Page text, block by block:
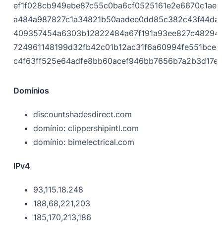
Domínios
discountshadesdirect.com
domínio: clippershipintl.com
domínio: bimelectrical.com
IPv4
93,115.18.248
188,68,221,203
185,170,213,186